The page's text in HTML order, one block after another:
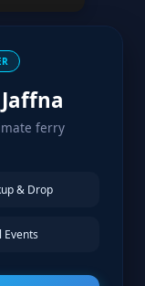
ferry
& Drop
Events